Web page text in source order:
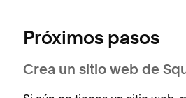
Próximos pasos
Crea un sitio web de